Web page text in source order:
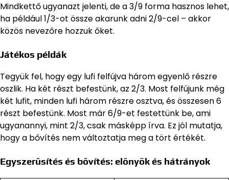
Mindkettő ugyanazt jelenti, de a 3/9 forma hasznos lehet,
ha például 1/3-ot össze akarunk adni 2/9-cel – akkor
közös nevezőre hozzuk őket.
Játékos példák
Tegyük fel, hogy egy lufi felfújva három egyenlő részre
oszlik. Ha két részt befestünk, az 2/3. Most felfújunk még
két lufit, minden lufi három részre osztva, és összesen 6
részt befestünk. Most már 6/9-et festettünk be, ami
ugyanannyi, mint 2/3, csak másképp írva. Ez jól mutatja,
hogy a bővítés nem változtatja meg a tört értékét.
Egyszerűsítés és bővítés: előnyök és hátrányok